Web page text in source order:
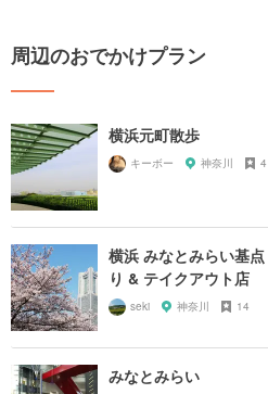
周辺のおでかけプラン
横浜元町散歩
キーボー 神奈川 4
横浜 みなとみらい基
り & テイクアウト店
seki 神奈川 14
みなとみらい